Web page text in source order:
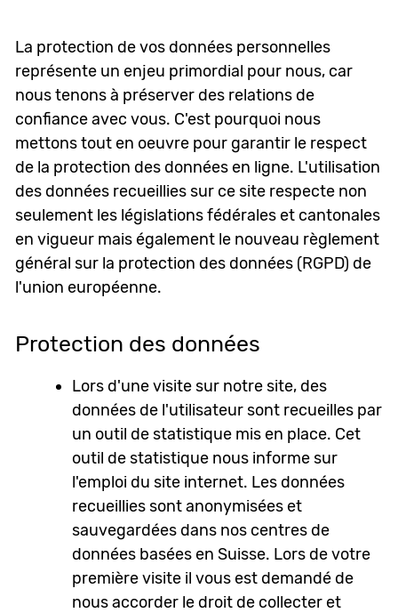
La protection de vos données personnelles
représente un enjeu primordial pour nous, car
nous tenons à préserver des relations de
confiance avec vous. C'est pourquoi nous
mettons tout en oeuvre pour garantir le respect
de la protection des données en ligne. L'utilisation
des données recueillies sur ce site respecte non
seulement les législations fédérales et cantonales
en vigueur mais également le nouveau règlement
général sur la protection des données (RGPD) de
l'union européenne.
Protection des données
Lors d'une visite sur notre site, des
données de l'utilisateur sont recueilles par
un outil de statistique mis en place. Cet
outil de statistique nous informe sur
l'emploi du site internet. Les données
recueillies sont anonymisées et
sauvegardées dans nos centres de
données basées en Suisse. Lors de votre
première visite il vous est demandé de
nous accorder le droit de collecter et